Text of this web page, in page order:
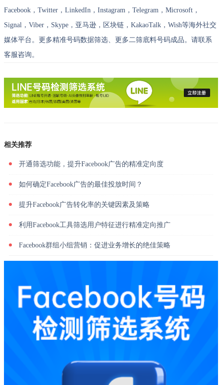
Facebook，Twitter，LinkedIn，Instagram，Telegram，Microsoft，
Signal，Viber，Skype，亚马逊，区块链，KakaoTalk，Wish等海外社交
媒体平台。更多精准号码数据筛选、更多二筛底料号码成品。请联系
客服咨询。
相关推荐
开通筛选功能，提升Facebook广告的精准定向度
如何确定Facebook广告的最佳投放时间？
提升Facebook广告转化率的关键因素及策略
利用Facebook工具筛选用户特征进行精准定向推广
Facebook群组小组营销：促进业务增长的绝佳策略